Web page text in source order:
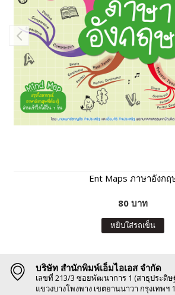
Ent Maps ภาษาอังกฤ
80 บาท
หยิบใส่รถเข็น
บริษัท สำนักพิมพ์เอ็มไอเอส จำกัด
เลขที่ 213/3 ซอยพัฒนาการ 1 (สาธุประดิษ
แขวงบางโพงพาง เขตยานนาวา กรุงเทพฯ